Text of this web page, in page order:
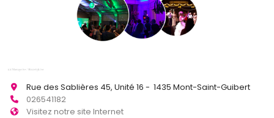
Rue des Sablières 45, Unité 16 - 1435 Mont-Saint-Guibert
026541182
Visitez notre site Internet